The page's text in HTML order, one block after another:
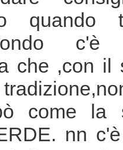
quando
che ,con il
come la
nn